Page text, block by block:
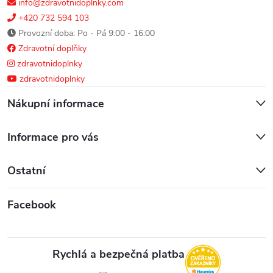
info@zdravotnidoplnky.com
+420 732 594 103
Provozní doba: Po - Pá 9:00 - 16:00
Zdravotní doplňky
zdravotnidoplnky
zdravotnidoplnky
Nákupní informace
Informace pro vás
Ostatní
Facebook
Rychlá a bezpečná platba